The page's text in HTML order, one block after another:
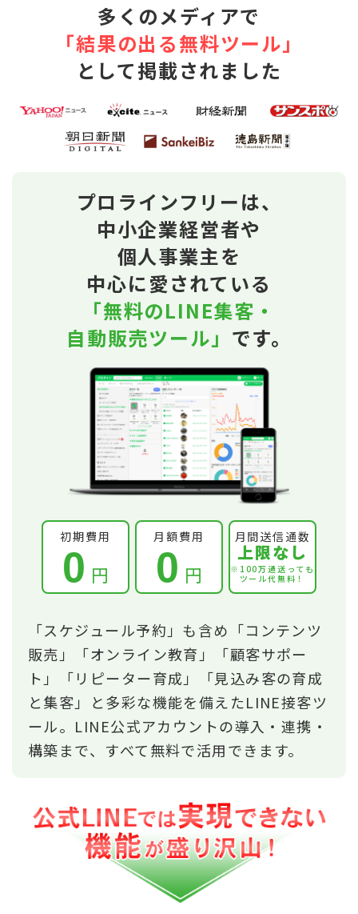
多くのメディアで
｢結果の出る無料ツール｣
として掲載されました
プロラインフリーは、
中小企業経営者や
個人事業主を
中心に愛されている
「無料のLINE集客・
自動販売ツール」 です。
初期費用
0 円
月額費用
0 円
月間送信通数
上限なし
※100万通送っても
ツール代無料！
「スケジュール予約」も含め「コンテンツ
販売」「オンライン教育」「顧客サポー
ト」「リピーター育成」「見込み客の育成
と集客」と多彩な機能を備えたLINE接客ツ
ール。LINE公式アカウントの導入・連携・
構築まで、すべて無料で活用できます。